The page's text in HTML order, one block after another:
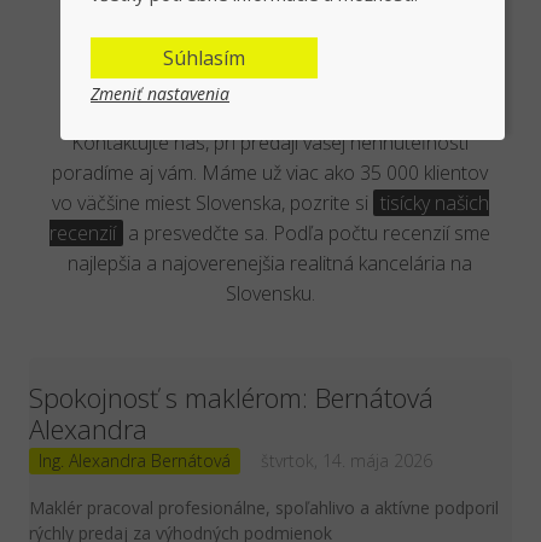
Overená kancelária reálnymi
klientmi
Kontaktujte nás, pri predaji vašej nehnuteľnosti
poradíme aj vám. Máme už viac ako 35 000 klientov
vo väčšine miest Slovenska, pozrite si tisícky našich
recenzií a presvedčte sa. Podľa počtu recenzií sme
najlepšia a najoverenejšia realitná kancelária na
Slovensku.
Spokojnosť s maklérom: Bernátová
Alexandra
Ing. Alexandra Bernátová štvrtok, 14. mája 2026
Maklér pracoval profesionálne, spoľahlivo a aktívne podporil
rýchly predaj za výhodných podmienok
Súhlasím
Zmeniť nastavenia